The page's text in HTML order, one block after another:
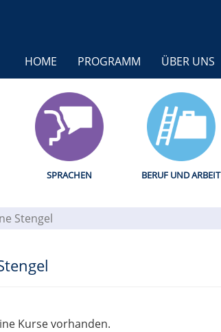
HOME PROGRAMM ÜBER UNS
SPRACHEN BERUF UND ARBEIT
Stengel
Kurse vorhanden.